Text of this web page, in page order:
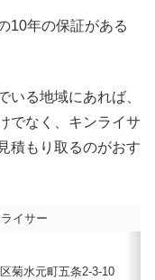
10年の保証がある
いる地域にあれば、
でなく、キンライサ
積もり取るのがおす
イサー
菊水元町五条2-3-10